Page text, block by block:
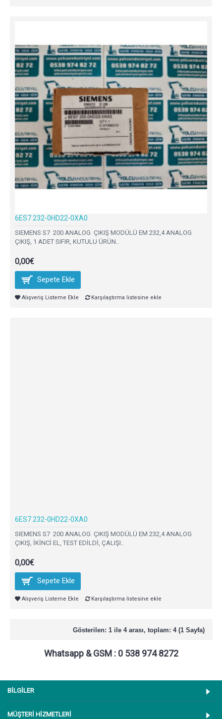
6ES7 232-0HD22-0XA0
SIEMENS S7 200 ANALOG ÇIKIŞ MODÜLÜ EM 232,4 ANALOG
ÇIKIŞ, 1 ADET SIFIR, KUTULU ÜRÜN..
0,00€
Sepete Ekle
Alışveriş Listeme Ekle Karşılaştırma listesine ekle
6ES7 232-0HD22-0XA0
SIEMENS S7 200 ANALOG ÇIKIŞ MODÜLÜ EM 232,4 ANALOG
ÇIKIŞ, İKİNCİ EL, TEST EDİLDİ, ÇALIŞI..
0,00€
Sepete Ekle
Alışveriş Listeme Ekle Karşılaştırma listesine ekle
Gösterilen: 1 ile 4 arası, toplam: 4 (1 Sayfa)
Whatsapp & GSM : 0 538 974 8272
BİLGİLER
MÜŞTERİ HİZMETLERİ